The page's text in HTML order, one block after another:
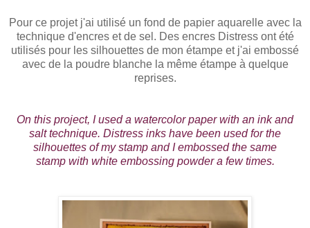
Pour ce projet j'ai utilisé un fond de papier aquarelle avec la
technique d'encres et de sel. Des encres Distress ont été
utilisés pour les silhouettes de mon étampe et j'ai embossé
avec de la poudre blanche la même étampe à quelque
reprises.
On this project, I used a watercolor paper with an ink and
salt technique. Distress inks have been used for the
silhouettes of my stamp and I embossed the same
stamp with white embossing powder a few times.